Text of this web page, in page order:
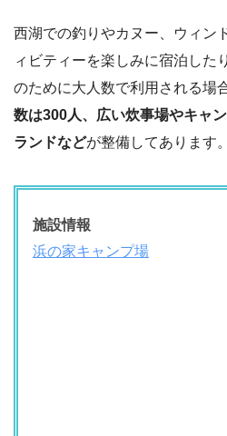
西湖での釣りやカヌー、ウィン
ィビティーを楽しみに宿泊した
のために大人数で利用される場
数は300人、広い炊事場やキャ
ランドなどが整備してあります。
施設情報
浜の家キャンプ場